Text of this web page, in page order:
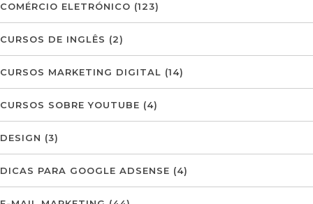
COMÉRCIO ELETRÓNICO (123)
CURSOS DE INGLÊS (2)
CURSOS MARKETING DIGITAL (14)
CURSOS SOBRE YOUTUBE (4)
DESIGN (3)
DICAS PARA GOOGLE ADSENSE (4)